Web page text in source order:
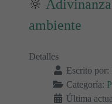
🔆
ambiente
Detalles
Escrito por:
Categoría:
Última